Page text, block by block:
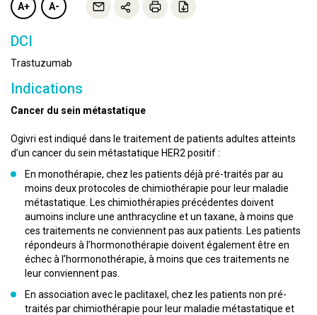
A+ A-
DCI
Trastuzumab
Indications
Cancer du sein métastatique
Ogivri est indiqué dans le traitement de patients adultes atteints
d’un cancer du sein métastatique HER2 positif :
En monothérapie, chez les patients déjà pré-traités par au
moins deux protocoles de chimiothérapie pour leur maladie
métastatique. Les chimiothérapies précédentes doivent
aumoins inclure une anthracycline et un taxane, à moins que
ces traitements ne conviennent pas aux patients. Les patients
répondeurs à l’hormonothérapie doivent également être en
échec à l’hormonothérapie, à moins que ces traitements ne
leur conviennent pas.
En association avec le paclitaxel, chez les patients non pré-
traités par chimiothérapie pour leur maladie métastatique et